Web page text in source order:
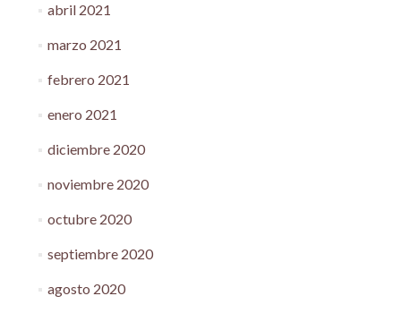
abril 2021
marzo 2021
febrero 2021
enero 2021
diciembre 2020
noviembre 2020
octubre 2020
septiembre 2020
agosto 2020